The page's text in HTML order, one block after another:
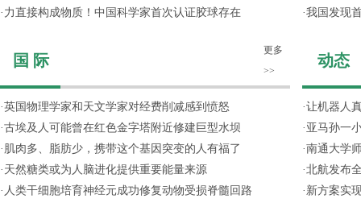
· 力直接构成物质！中国科学家首次认证胶球存在
国 际
更多
>>
·英国物理学家和天文学家对经费削减感到愤怒
·古埃及人可能曾在红色金字塔附近修建巨型水坝
· 肌肉多、脂肪少，携带这个基因突变的人有福了
· 天然糖类或为人脑进化提供重要能量来源
· 人类干细胞培育神经元成功修复动物受损脊髓回路
·我国发现
动态
·让机器人
· 亚马孙一
·南通大学
·北航发布
· 新方案实